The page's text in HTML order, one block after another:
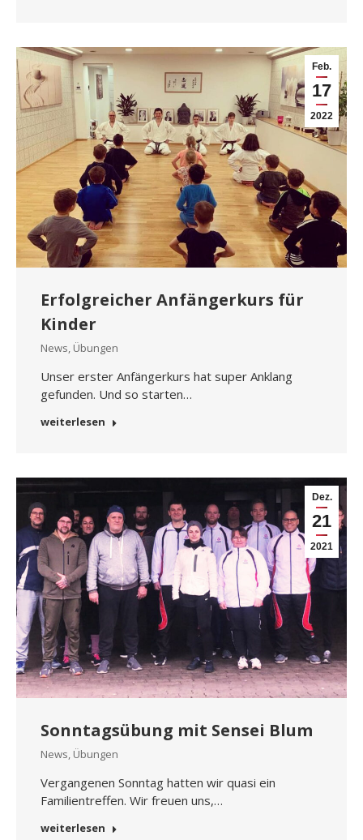
Feb.
17
2022
Erfolgreicher Anfängerkurs für
Kinder
News, Übungen
Unser erster Anfängerkurs hat super Anklang
gefunden. Und so starten…
weiterlesen
Dez.
21
2021
Sonntagsübung mit Sensei Blum
News, Übungen
Vergangenen Sonntag hatten wir quasi ein
Familientreffen. Wir freuen uns,…
weiterlesen